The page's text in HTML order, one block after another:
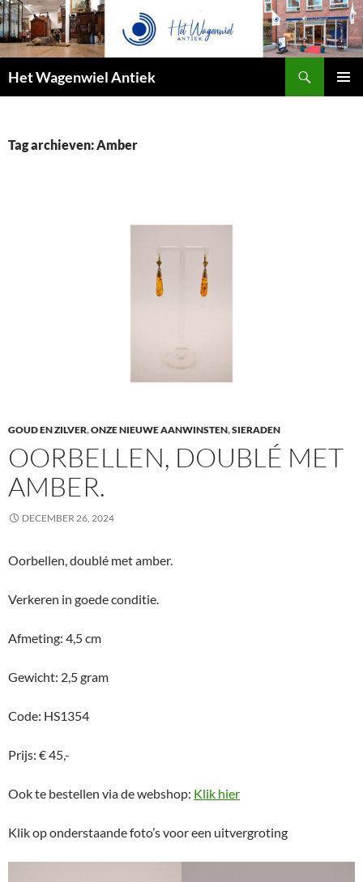
Het Wagenwiel Antiek
Tag archieven: Amber
GOUD EN ZILVER,ONZE NIEUWE AANWINSTEN,SIERADEN
OORBELLEN, DOUBLÉ MET
AMBER.
DECEMBER 26, 2024
Oorbellen, doublé met amber.
Verkeren in goede conditie.
Afmeting: 4,5 cm
Gewicht: 2,5 gram
Code: HS1354
Prijs: € 45,-
Ook te bestellen via de webshop: Klik hier
Klik op onderstaande foto’s voor een uitvergroting